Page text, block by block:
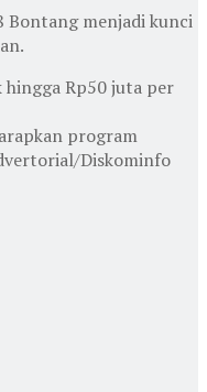
Bontang menjadi kunci
Rp50 juta per
program
Diskominfo